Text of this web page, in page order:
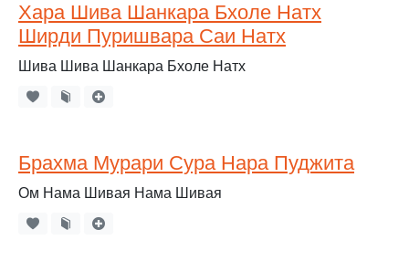
Хара Шива Шанкара Бхоле Натх
Ширди Пуришвара Саи Натх
Шива Шива Шанкара Бхоле Натх
Брахма Мурари Сура Нара Пуджита
Ом Нама Шивая Нама Шивая